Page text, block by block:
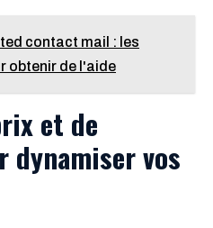
contact mail : les
obtenir de l'aide
et de
dynamiser vos